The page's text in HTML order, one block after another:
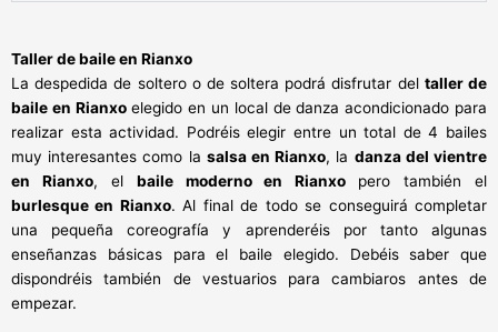
Taller de baile en Rianxo
La despedida de soltero o de soltera podrá disfrutar del taller de
baile en Rianxoelegido en un local de danza acondicionado para
realizar esta actividad. Podréis elegir entre un total de 4 bailes
muy interesantes como la salsa en Rianxo, la danza del vientre
en Rianxo, el baile moderno en Rianxo pero también el
burlesque en Rianxo. Al final de todo se conseguirá completar
una pequeña coreografía y aprenderéis por tanto algunas
enseñanzas básicas para el baile elegido. Debéis saber que
dispondréis también de vestuarios para cambiaros antes de
empezar.